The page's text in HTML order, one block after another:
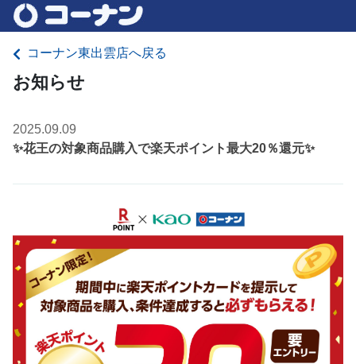
コーナン東出雲店へ戻る
お知らせ
2025.09.09
✨花王の対象商品購入で楽天ポイント最大20％還元✨